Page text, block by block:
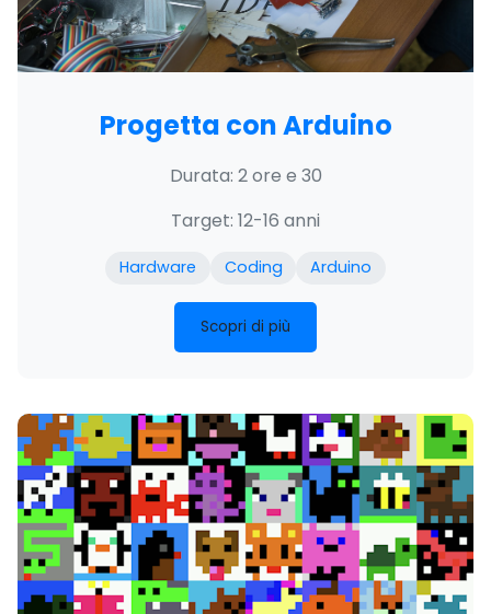
Progetta con Arduino
Durata: 2 ore e 30
Target: 12-16 anni
Hardware Coding Arduino
Scopri di più